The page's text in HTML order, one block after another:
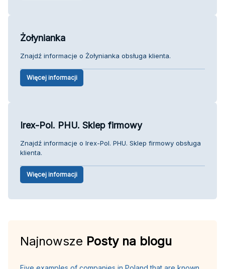
Żołynianka
Znajdź informacje o Żołynianka obsługa klienta.
Więcej informacji
Irex-Pol. PHU. Sklep firmowy
Znajdź informacje o Irex-Pol. PHU. Sklep firmowy obsługa
klienta.
Więcej informacji
Najnowsze Posty na blogu